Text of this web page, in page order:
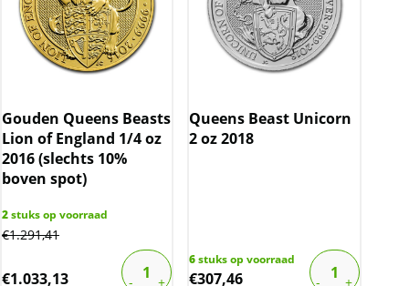
Gouden Queens Beasts
Lion of England 1/4 oz
2016 (slechts 10%
boven spot)
2stuks op voorraad
€1.291,41
€1.033,13
Queens Beast Unicorn
2 oz 2018
6stuks op voorraad
€307,46